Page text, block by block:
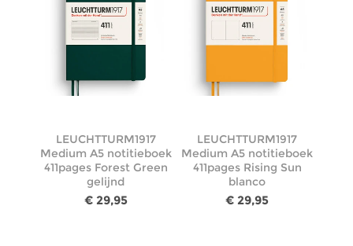
LEUCHTTURM1917
Medium A5 notitieboek
411pages Forest Green
gelijnd
€ 29,95
LEUCHTTURM1917
Medium A5 notitieboek
411pages Rising Sun
blanco
€ 29,95